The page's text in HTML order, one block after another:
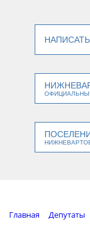
Главная Депутаты